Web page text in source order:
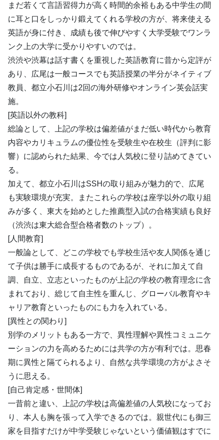
まだ若くて言語習得力が高く時間的余裕もある中学生の間
に耳と口をしっかり鍛えてくれる学校の方が、将来使える
英語が身に付き、成績も後で伸びやすく大学受験でワンラ
ンク上の大学に受かりやすいのでは。
渋渋や渋幕は話す書くを重視した英語教育に昔から定評が
あり、広尾は一般コースでも英語授業の半分がネイティブ
教員、都立小石川は2回の海外研修やオンライン英会話実
施。
[英語以外の教科]
総論として、上記の学校は偏差値がまだ低い時代から教育
内容やカリキュラムの優位性を受験生や在校生（評判に影
響）に認められた結果、今では人気校に登り詰めてきてい
る。
加えて、都立小石川はSSHの取り組みが魅力的で、広尾
も実験環境が充実。またこれらの学校は座学以外の取り組
みが多く、東大を始めとした推薦型入試の合格実績も良好
（渋渋は東大総合型合格者数のトップ）。
[人間教育]
一般論として、どこの学校でも学校生活や友人関係を通じ
て子供は勝手に成長するものであるが、それに加えて自
調、自立、立志といったものが上記の学校の教育理念に含
まれており、総じて自主性を重んじ、グローバル教育やキ
ャリア教育といったものにも力を入れている。
[異性との関わり]
別学のメリットもある一方で、異性理解や異性コミュニケ
ーションの力を高めるためには共学の方が有利では。思春
期に異性と隔てられるより、自然な共学環境の方がよさそ
うに思える。
[自己肯定感・世間体]
一昔前と違い、上記の学校は高偏差値の人気校になってお
り、本人も胸を張って入学できるのでは。親世代にも御三
家を目指すだけが中学受験じゃないという価値観はすでに